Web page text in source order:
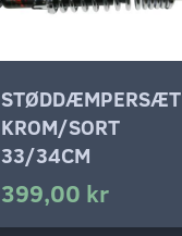
STØDDÆMPERSÆT
KROM/SORT
33/34CM
399,00 kr